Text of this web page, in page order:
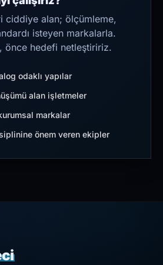
ciddiye alan; ölçümleme,
isteyen markalarla.
önce hedefi netleştiririz.
odaklı yapılar
alan işletmeler
markalar
önem veren ekipler